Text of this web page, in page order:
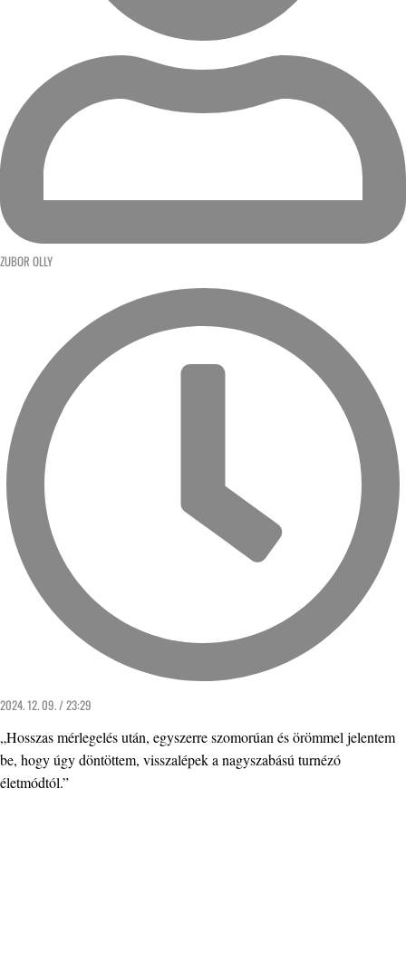
ZUBOR OLLY
2024. 12. 09. / 23:29
„Hosszas mérlegelés után, egyszerre szomorúan és örömmel jelentem
be, hogy úgy döntöttem, visszalépek a nagyszabású turnézó
életmódtól.”